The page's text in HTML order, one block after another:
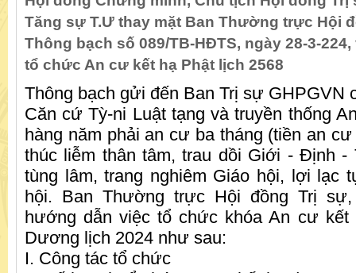
Tăng sự T.Ư thay mặt Ban Thường trực Hội
Thông bạch số 089/TB-HĐTS, ngày 28-3-
tổ chức An cư kết hạ Phật lịch 2568
Thông bạch gửi đến Ban Trị sự GHPGVN
Căn cứ Tỳ-ni Luật tạng và truyền thống
hàng năm phải an cư ba tháng (tiền an
thúc liễm thân tâm, trau dồi Giới - Định -
tùng lâm, trang nghiêm Giáo hội, lợi lạc
hội. Ban Thường trực Hội đồng Trị
hướng dẫn việc tổ chức khóa An cư kết
Dương lịch 2024 như sau:
I. Công tác tổ chức